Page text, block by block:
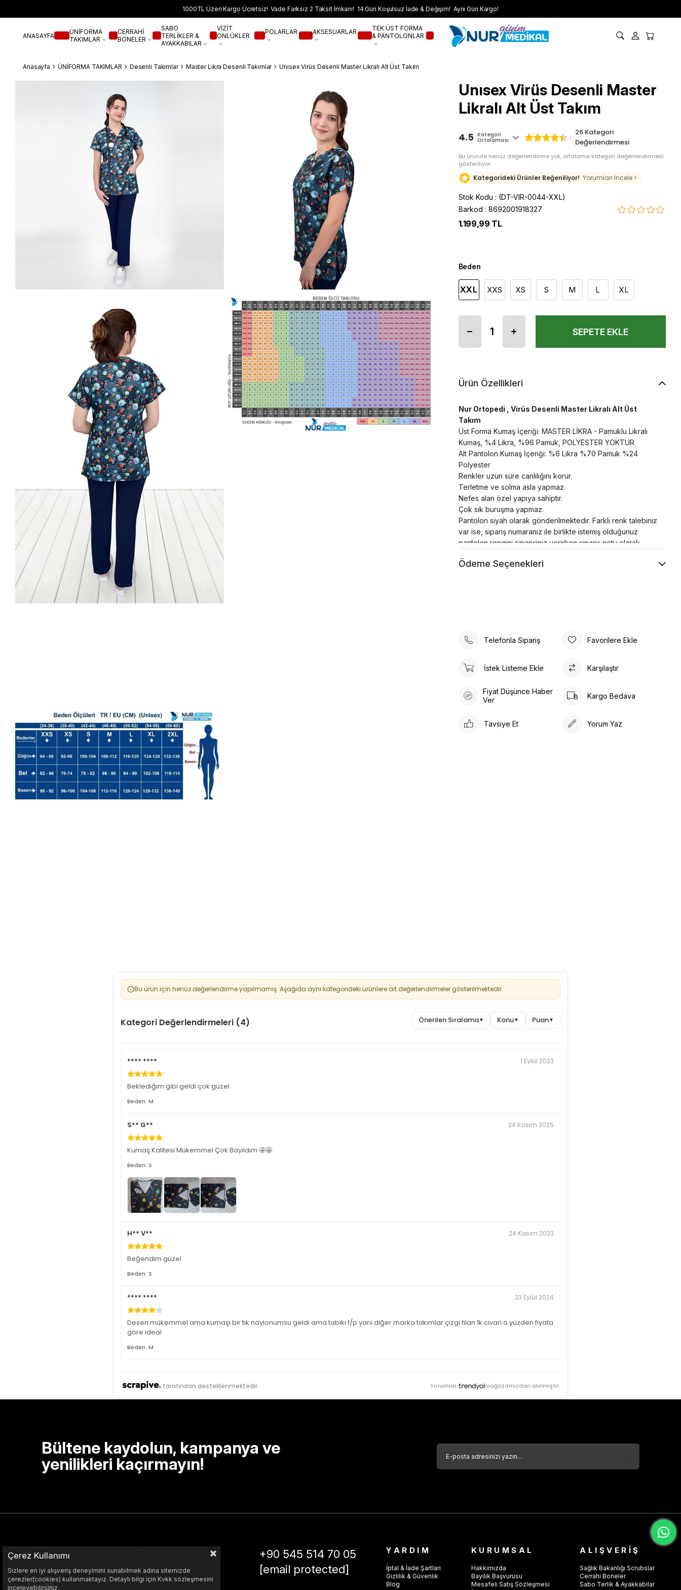
1000TL Üzeri Kargo Ücretsiz! Vade Farksız 2 Taksit İmkanı! 14 Gün Koşulsuz İade & Değişim! Aynı Gün Kargo!
ANASAYFA
ÜNİFORMA
TAKIMLAR
CERRAHİ
BONELER
SABO
TERLİKLER &
AYAKKABILAR
VİZİT
ÖNLÜKLER
POLARLAR AKSESUARLAR
TEK ÜST FORMA
& PANTOLONLAR
Anasayfa ÜNİFORMA TAKIMLAR Desenli Takımlar Master Likra Desenli Takımlar Unısex Virüs Desenli Master Likralı Alt Üst Takım
Unısex Virüs Desenli Master
Likralı Alt Üst Takım
4.5 Kategori
Ortalaması
26 Kategori
Değerlendirmesi
Bu üründe henüz değerlendirme yok, ortalama kategori değerlendirmesi
gösteriliyor.
Kategorideki Ürünler Beğeniliyor! Yorumları İncele >
Stok Kodu
(DT-VIR-0044-XXL)
Barkod : 8692001918327
1.199,99 TL
Beden
XXL XXS XS S M L XL
Ürün Özellikleri
Nur Ortopedi , Virüs Desenli Master Likralı Alt Üst
Takım
Üst Forma Kumaş İçeriği: MASTER LİKRA - Pamuklu Likralı
Kumaş, %4 Likra, %96 Pamuk, POLYESTER YOKTUR
Alt Pantolon Kumaş İçeriği: %6 Likra %70 Pamuk %24
Polyester
Renkler uzun süre canlılığını korur.
Terletme ve solma asla yapmaz.
Nefes alan özel yapıya sahiptir.
Çok sık buruşma yapmaz.
Pantolon siyah olarak gönderilmektedir. Farklı renk talebiniz
var ise, sipariş numaranız ile birlikte istemiş olduğunuz
pantolon rengini siparişiniz verirken sipariş notu olarak
Ödeme Seçenekleri
Telefonla Sipariş Favorilere Ekle
İstek Listeme Ekle Karşılaştır
Fiyat Düşünce Haber
Ver
Kargo Bedava
Tavsiye Et Yorum Yaz
Bu ürün için henüz değerlendirme yapılmamış. Aşağıda aynı kategorideki ürünlere ait değerlendirmeler gösterilmektedir.
Kategori Değerlendirmeleri (4) Önerilen Sıralama▼ Konu▼ Puan▼
**** **** 1 Eylül 2023
Beklediğim gibi geldi çok güzel
Beden: M
S** G** 24 Kasım 2025
Kumaş Kalitesi Mükemmel Çok Bayıldım 🤩🤩
Beden: S
H** V** 24 Kasım 2023
Beğendim güzel
Beden: S
**** **** 23 Eylül 2024
Desen mükemmel ama kumaşı bir tık naylonumsu geldi ama tabiki f/p yani diğer marka takımlar çizgi filan 1k civari o yüzden fiyata
göre ideal
Beden: M
tarafından desteklenmektedir. Yorumlar mağazamızdan alınmıştır.
Bültene kaydolun, kampanya ve
yenilikleri kaçırmayın!
+90 545 514 70 05
[email protected]
YARDIM
İptal & İade Şartları
Gizlilik & Güvenlik
Blog
KURUMSAL
Hakkımızda
Bayilik Başvurusu
Mesafeli Satış Sözleşmesi
ALIŞVERİŞ
Sağlık Bakanlığı Scrubslar
Cerrahi Boneler
Sabo Terlik & Ayakkabılar
Çerez Kullanımı
Sizlere en iyi alışveriş deneyimini sunabilmek adına sitemizde
çerezler(cookies) kullanmaktayız. Detaylı bilgi için Kvkk sözleşmesini
inceleyebilirsiniz.